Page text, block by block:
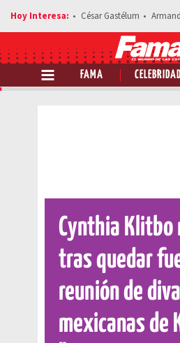
César Gastélum
FAMA
Cynthia Klitbo
tras quedar
reunión de
mexicanas de